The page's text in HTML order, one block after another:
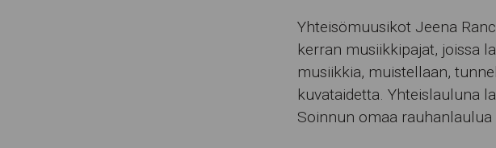
Yhteisömuusikot Jeena
kerran musiikkipajat, joissa
musiikkia, muistellaan,
kuvataidetta. Yhteislauluna
Soinnun omaa